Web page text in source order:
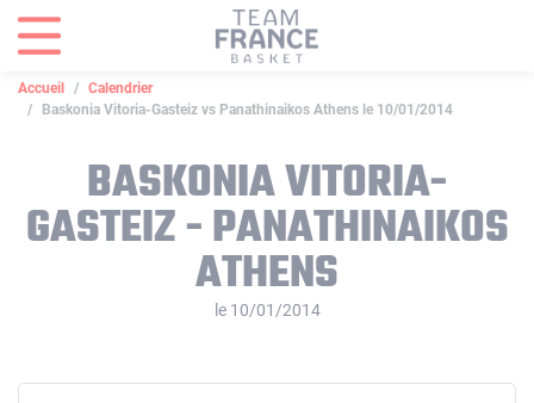
Accueil
Calendrier
Baskonia Vitoria-Gasteiz vs Panathinaikos Athens le 10/01/2014
BASKONIA VITORIA-
GASTEIZ - PANATHINAIKOS
ATHENS
le 10/01/2014
Panneau de gestion des cookies